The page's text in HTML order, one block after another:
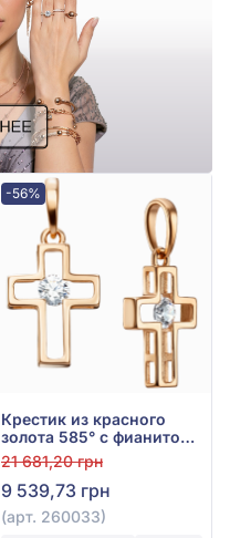
-56%
Крестик из красного
золота 585° с фианитом,
арт. 260033
21 681,20 грн
9 539,73 грн
(арт. 260033)